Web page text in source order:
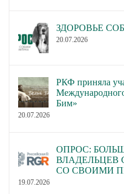
ЗДОРОВЬЕ
20.07.2026
РКФ приняла
Бим»
20.07.2026
ОПРОС:
ВЛАДЕЛЬЦЕВ
СО СВОИМИ
19.07.2026